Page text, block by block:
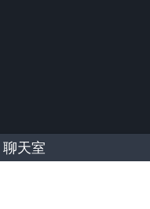
聊天室